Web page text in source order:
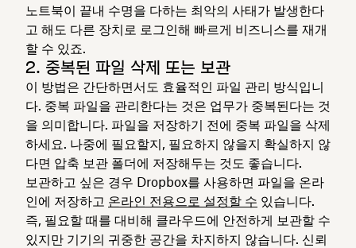
노트북이 끝내 수명을 다하는 최악의 사태가 발생한다
고 해도 다른 장치로 로그인해 빠르게 비즈니스를 재개
할 수 있죠.
2. 중복된 파일 삭제 또는 보관
이 방법은 간단하면서도 효율적인 파일 관리 방식입니
다. 중복 파일을 관리한다는 것은 업무가 중복된다는 것
을 의미합니다. 파일을 저장하기 전에 중복 파일을 삭제
하세요. 나중에 필요할지, 필요하지 않을지 확실하지 않
다면 압축 보관 폴더에 저장해두는 것도 좋습니다.
보관하고 싶은 경우 Dropbox를 사용하면 파일을 온라
인에 저장하고 온라인 전용으로 설정할 수 있습니다.
즉, 필요할 때를 대비해 클라우드에 안전하게 보관할 수
있지만 기기의 귀중한 공간을 차지하지 않습니다. 신뢰